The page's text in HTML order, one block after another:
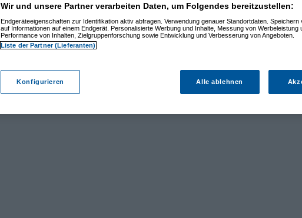
Wir und unsere Partner verarbeiten Daten, um Folgendes bereitzustellen:
Endgeräteeigenschaften zur Identifikation aktiv abfragen. Verwendung genauer Standortdaten. Speichern
auf Informationen auf einem Endgerät. Personalisierte Werbung und Inhalte, Messung von Werbeleistung
Performance von Inhalten, Zielgruppenforschung sowie Entwicklung und Verbesserung von Angeboten.
Liste der Partner (Lieferanten)
Konfigurieren Alle ablehnen